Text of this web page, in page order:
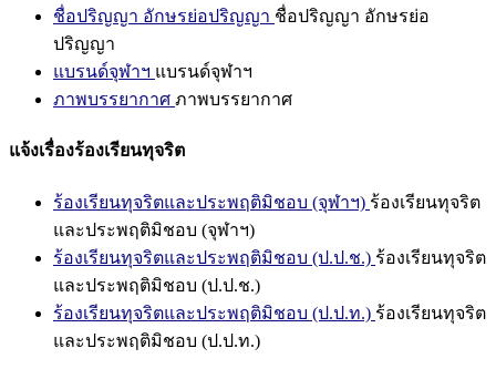
ชื่อปริญญา อักษรย่อปริญญา ชื่อปริญญา อักษรย่อ
ปริญญา
แบรนด์จุฬาฯ แบรนด์จุฬาฯ
ภาพบรรยากาศ ภาพบรรยากาศ
แจ้งเรื่องร้องเรียนทุจริต
ร้องเรียนทุจริตและประพฤติมิชอบ (จุฬาฯ) ร้องเรียนทุจริต
และประพฤติมิชอบ (จุฬาฯ)
ร้องเรียนทุจริตและประพฤติมิชอบ (ป.ป.ช.) ร้องเรียนทุจริต
และประพฤติมิชอบ (ป.ป.ช.)
ร้องเรียนทุจริตและประพฤติมิชอบ (ป.ป.ท.) ร้องเรียนทุจริต
และประพฤติมิชอบ (ป.ป.ท.)